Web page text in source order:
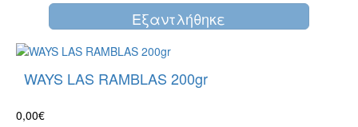
Eξαντλήθηκε
WAYS LAS RAMBLAS 200gr
0,00€